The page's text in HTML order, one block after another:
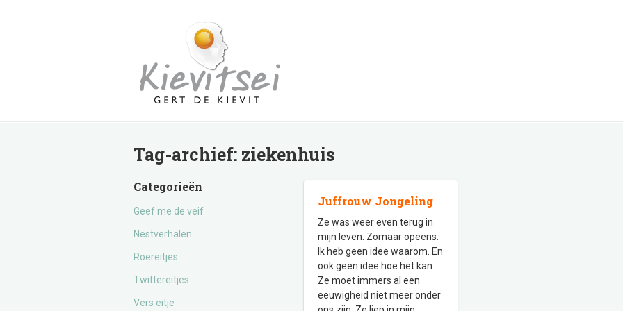
Tag-archief: ziekenhuis
Categorieën
Geef me de veif
Nestverhalen
Roereitjes
Twittereitjes
Vers eitje
Juffrouw Jongeling
Ze was weer even terug in
mijn leven. Zomaar opeens.
Ik heb geen idee waarom. En
ook geen idee hoe het kan.
Ze moet immers al een
eeuwigheid niet meer onder